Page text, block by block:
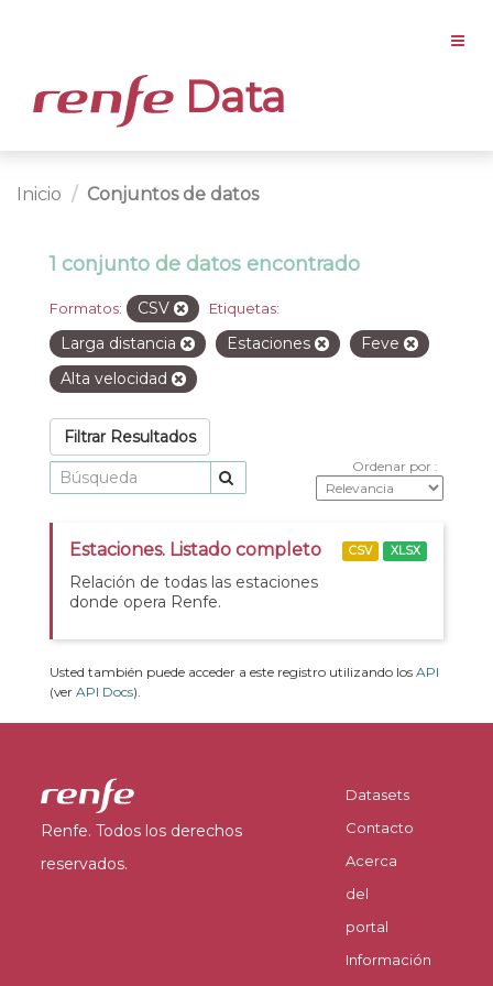
Data
Inicio Conjuntos de datos
1 conjunto de datos encontrado
Formatos: CSV Etiquetas:
Larga distancia Estaciones
Feve
Alta velocidad
Filtrar Resultados
Ordenar por
Estaciones. Listado completo
Relación de todas las estaciones
donde opera Renfe.
CSV XLSX
Usted también puede acceder a este registro utilizando los API
(ver API Docs).
Renfe. Todos los derechos
reservados.
Datasets
Contacto
Acerca
del
portal
Información